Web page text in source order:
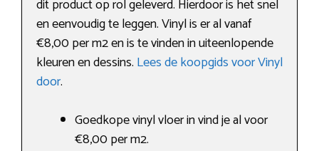
dit product op rol geleverd. Hierdoor is het snel
en eenvoudig te leggen. Vinyl is er al vanaf
€8,00 per m2 en is te vinden in uiteenlopende
kleuren en dessins. Lees de koopgids voor Vinyl
door.
Goedkope vinyl vloer in vind je al voor
€8,00 per m2.